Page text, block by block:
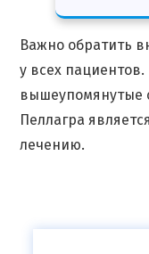
Важно обратить
у всех
вышеупомянутые
Пеллагра
лечению.